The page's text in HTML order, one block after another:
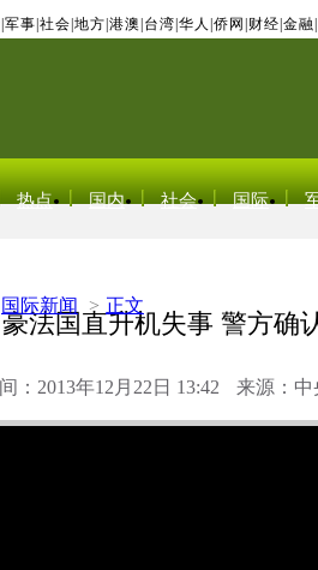
军事 社会 地方 港澳 台湾 华人 侨网 财经 金融
热点 国内 社会 国际
国际新闻 > 正文
法国直升机失事 警方确
：2013年12月22日 13:42 来源：中